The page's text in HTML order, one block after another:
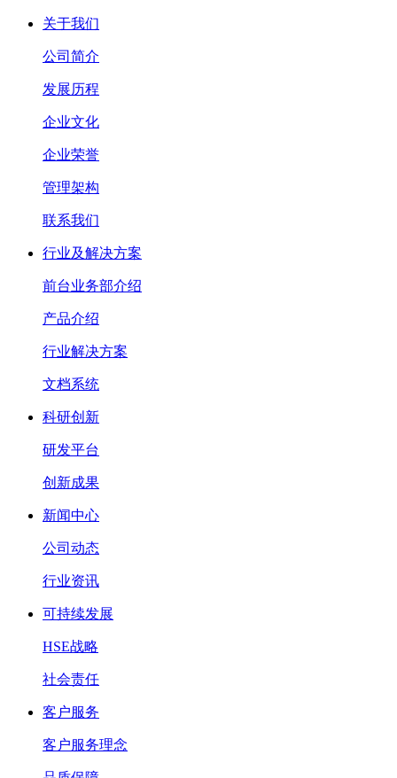
关于我们
公司简介
发展历程
企业文化
企业荣誉
管理架构
联系我们
行业及解决方案
前台业务部介绍
产品介绍
行业解决方案
文档系统
科研创新
研发平台
创新成果
新闻中心
公司动态
行业资讯
可持续发展
HSE战略
社会责任
客户服务
客户服务理念